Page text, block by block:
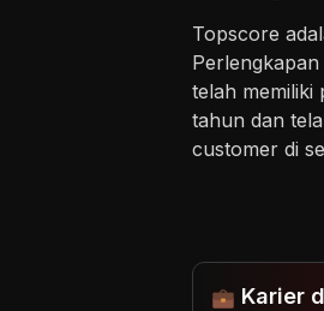
Topscore
telah memiliki
tahun dan
customer di
Karier